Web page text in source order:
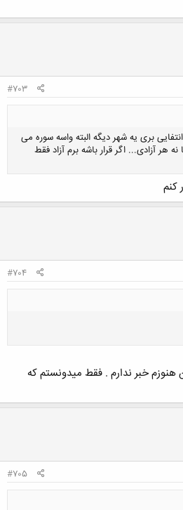
#703
بری یه شهر دیگه البته واسه سوره می
هر آزادی... اگر قرار باشه برم آزاد فقط
کنم
#704
هنوزم خبر ندارم . فقط میدونستم که
#705